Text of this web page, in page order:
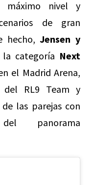
nivel y
de gran
hecho,Jensen y
la categoría Next
el Madrid Arena,
del RL9 Team y
las parejas con
panorama